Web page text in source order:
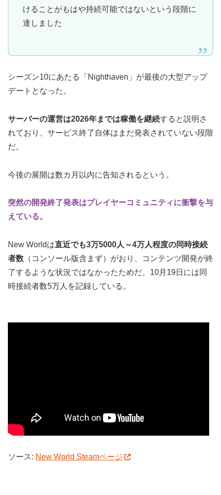
けることがもはや持続可能ではないという段階に
達しました
シーズン10にあたる「Nighthaven」が最後の大型アップ
デートとなった。
サーバーの運営は2026年までは稼働を継続すると説明さ
れており、サービス終了自体はまだ発表されていない段階
だ。
今後の展開は数カ月以内に告知されるという。
突然の開発終了発表はプレイヤーコミュニティに衝撃を与
えている。
New Worldは直近でも3万5000人～4万人程度の同時接続
者数 （コンソール版含まず）がおり、コンテンツ開発が終
了するような状況ではなかったためだ。10月19日には同
時接続者数5万人を記録している。
ソース: New World Steamページ